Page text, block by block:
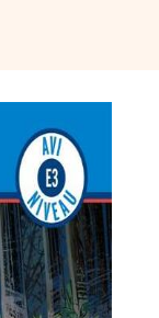
op te nemen, in